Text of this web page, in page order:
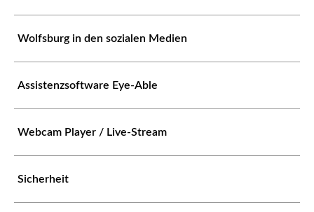
Wolfsburg in den sozialen Medien
Assistenzsoftware Eye-Able
Webcam Player / Live-Stream
Sicherheit